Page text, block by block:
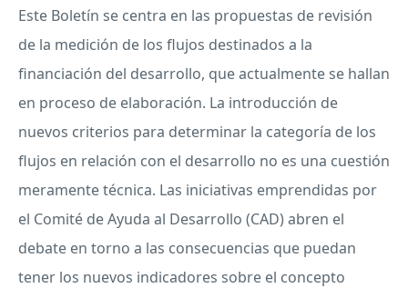
Este Boletín se centra en las propuestas de revisión
de la medición de los flujos destinados a la
financiación del desarrollo, que actualmente se hallan
en proceso de elaboración. La introducción de
nuevos criterios para determinar la categoría de los
flujos en relación con el desarrollo no es una cuestión
meramente técnica. Las iniciativas emprendidas por
el Comité de Ayuda al Desarrollo (CAD) abren el
debate en torno a las consecuencias que puedan
tener los nuevos indicadores sobre el concepto